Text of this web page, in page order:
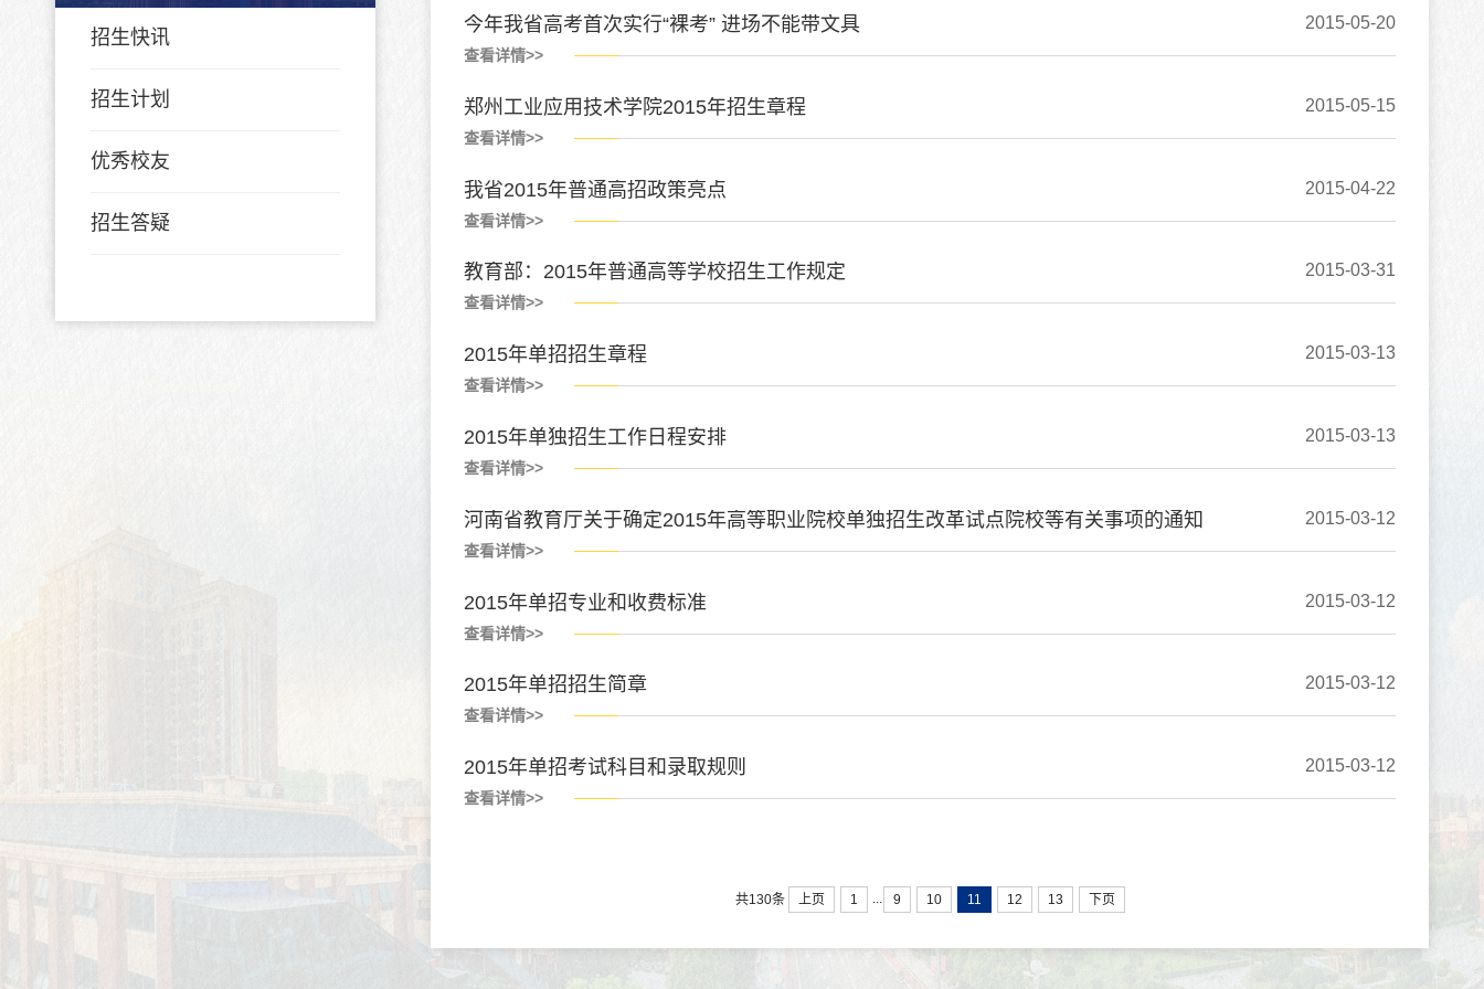
招生快讯
招生计划
优秀校友
招生答疑
今年我省高考首次实行“裸考” 进场不能带文具
查看详情>>
2015-05-20
郑州工业应用技术学院2015年招生章程
查看详情>>
2015-05-15
我省2015年普通高招政策亮点
查看详情>>
2015-04-22
教育部：2015年普通高等学校招生工作规定
查看详情>>
2015-03-31
2015年单招招生章程
查看详情>>
2015-03-13
2015年单独招生工作日程安排
查看详情>>
2015-03-13
河南省教育厅关于确定2015年高等职业院校单独招生改革试点院校等有关事项的通知
查看详情>>
2015-03-12
2015年单招专业和收费标准
查看详情>>
2015-03-12
2015年单招招生简章
查看详情>>
2015-03-12
2015年单招考试科目和录取规则
查看详情>>
2015-03-12
共130条 上页 1 ... 9 10 11 12 13 下页